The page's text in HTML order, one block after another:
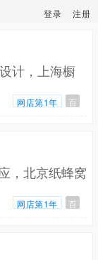
登录 注册
计，上海橱
网店第1年 百
，北京纸蜂窝
网店第1年 百